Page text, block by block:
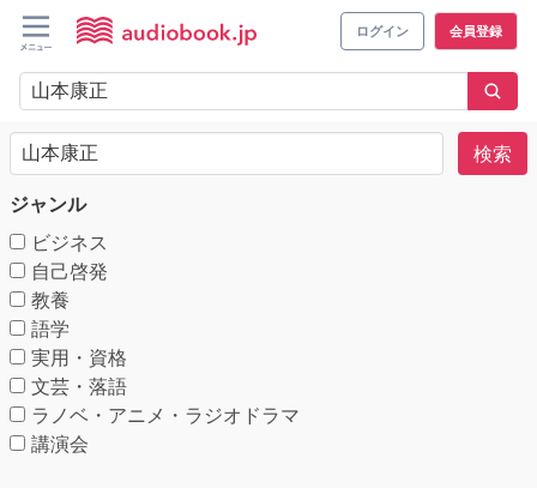
ログイン 会員登録
検索
ジャンル
ビジネス
自己啓発
教養
語学
実用・資格
文芸・落語
ラノベ・アニメ・ラジオドラマ
講演会